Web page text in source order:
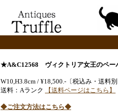
★A&C12568 ヴィクトリア女王のペー
W10,H3.8cm / ¥18,500.-〔税込み・送料別
送料：Aランク
【送料ページはこちら】
◆ご注文方法はこちら◆